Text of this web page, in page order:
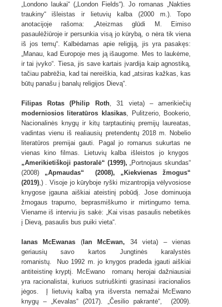
„Londono laukai“ („London Fields“). Jo romanas „Nakties
traukiny“ išleistas ir lietuvių kalba (2000 m.). Topo
anotacijoje rašoma: „Ateizmas glūdi M. Eimiso
pasaulėžiūroje ir persunkia visą jo kūrybą, o nėra tik viena
iš jos temų“. Kalbėdamas apie religiją, jis yra pasakęs:
„Manau, kad Europoje mes ją išaugome. Mes to laukėme,
ir tai įvyko“. Tiesa, jis save kartais įvardija kaip agnostiką,
tačiau pabrėžia, kad tai nereiškia, kad „atsiras kažkas, kas
būtų panašu į banalų religijos Dievą“.
Filipas Rotas (Philip Roth, 31 vieta) – amerikiečių
moderniosios literatūros klasikas, Pulitzerio, Bookerio,
Nacionalinės knygų ir kitų tarptautinių premijų laureatas,
vadintas vienu iš realiausių pretendentų 2018 m. Nobelio
literatūros premijai gauti. Pagal jo romanus sukurtas ne
vienas kino filmas. Lietuvių kalba išleistos jo knygos
„Amerikietiškoji pastoralė“ (1999),„Portnojaus skundas“
(2008)„Apmaudas“ (2008), „Kiekvienas žmogus“
(2019),) . Visoje jo kūryboje ryški mizantropija vėlyvosiose
knygose įgauna aiškiai ateistinį pobūdį. Jose dominuoja
žmogaus trapumo, beprasmiškumo ir mirtingumo tema.
Viename iš interviu jis sakė: „Kai visas pasaulis nebetikės
į Dievą, pasaulis bus puiki vieta“.
Ianas McEwanas (Ian McEwan, 34 vieta) – vienas
geriausių savo kartos Jungtinės karalystės
romanistų. Nuo 1992 m. jo knygos pradeda įgauti aiškiai
antiteistinę kryptį. McEwano romanų herojai dažniausiai
yra racionalistai, kuriuos sutriuškinti grasinasi iracionalios
jėgos. Į lietuvių kalbą yra išversta nemažai McEwano
knygų – „Kevalas“ (2017). „Česilio pakrantė“, (2009).